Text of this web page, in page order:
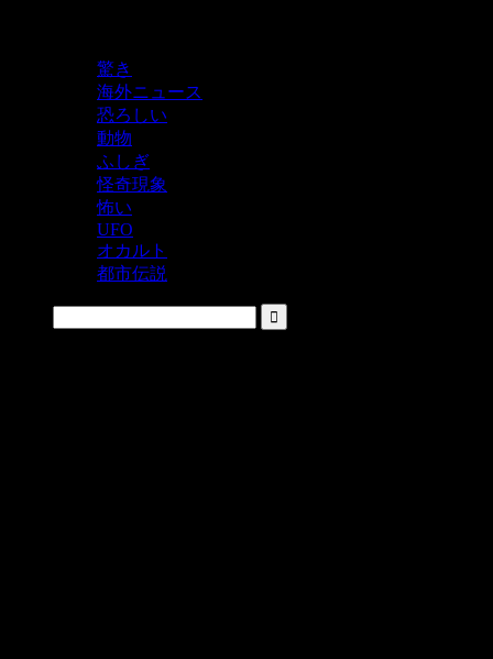
驚き
海外ニュース
恐ろしい
動物
ふしぎ
怪奇現象
怖い
UFO
オカルト
都市伝説